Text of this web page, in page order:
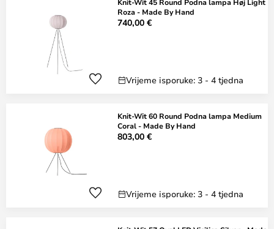
Roza - Made By Hand
740,00 €
Vrijeme isporuke: 3 - 4 tjedna
Knit-Wit 60 Round Podna lampa Medium
Coral - Made By Hand
803,00 €
Vrijeme isporuke: 3 - 4 tjedna